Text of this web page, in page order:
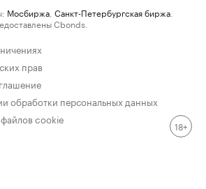
Мосбиржа Санкт-Петербургская биржа
Cbonds.
прав
обработки персональных данных
cookie
18+